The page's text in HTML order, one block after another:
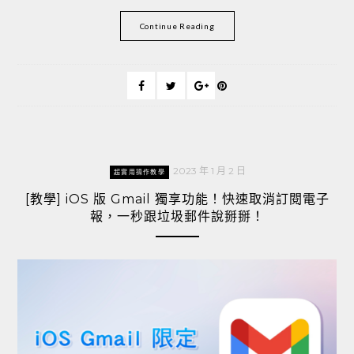
Continue Reading
超實用操作教學 2023 年 1 月 2 日
[教學] iOS 版 Gmail 獨享功能！快速取消訂閱電子
報，一秒跟垃圾郵件說掰掰！